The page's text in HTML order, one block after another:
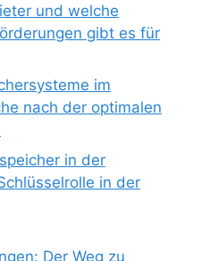
und welche
gibt es für
im
nach der optimalen
in der
in der
Der Weg zu